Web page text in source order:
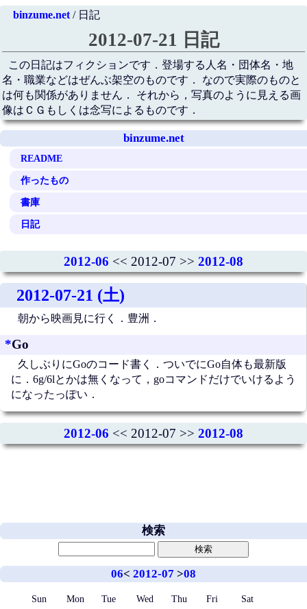
binzume.net/ 日記
2012-07-21 日記
この日記はフィクションです．登場する人名・団体名・地
名・職業などはぜんぶ架空のものです． なので実際のものと
は何も関係がありません． それから，写真のように見える画
像はＣＧもしくは念写によるものです．
binzume.net
README
作ったもの
書庫
日記
2012-06 << 2012-07 >> 2012-08
2012-07-21 (土)
朝から映画見に行く．豊洲．
*Go
久しぶりにGoのコード書く．ついでにGo自体も最新版
に．6g/6lとかは無くなって，goコマンドだけでいけるよう
になったっぽい．
2012-06 << 2012-07 >> 2012-08
検索
06< 2012-07 >08
Sun Mon Tue Wed Thu Fri Sat